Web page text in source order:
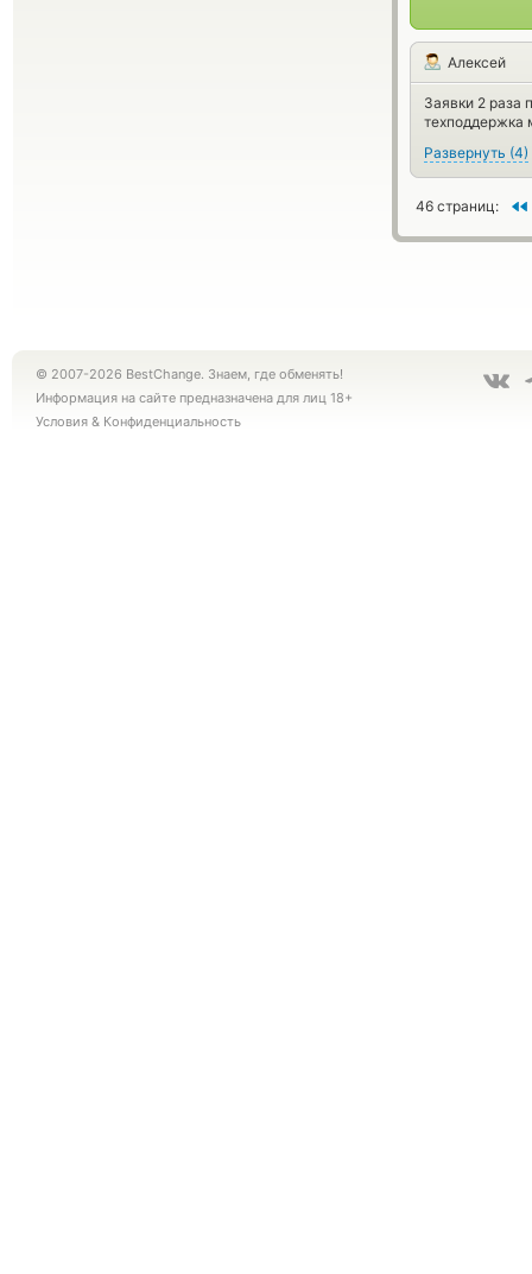
Алексей
Заявки 2 раза
техподдержка
Развернуть (4)
46 страниц:
© 2007-2026 BestChange. Знаем, где обменять!
Информация на сайте предназначена для лиц 18+
Условия & Конфиденциальность